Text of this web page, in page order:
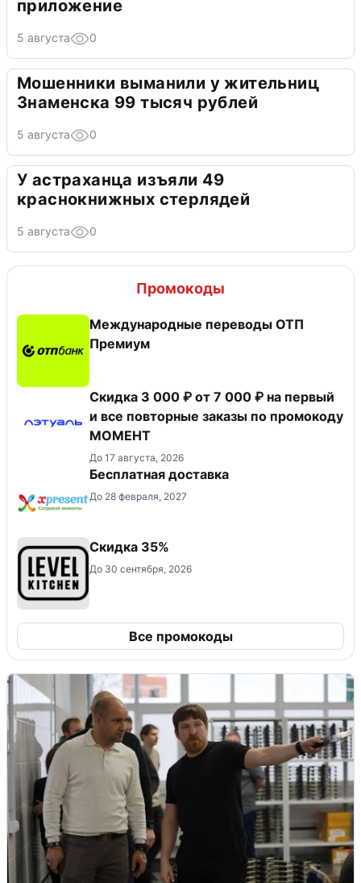
приложение
5 августа 0
Мошенники выманили у жительниц
Знаменска 99 тысяч рублей
5 августа 0
У астраханца изъяли 49
краснокнижных стерлядей
5 августа 0
Промокоды
Международные переводы ОТП
Премиум
Скидка 3 000 ₽ от 7 000 ₽ на первый
и все повторные заказы по промокоду
МОМЕНТ
До 17 августа, 2026
Бесплатная доставка
До 28 февраля, 2027
Скидка 35%
До 30 сентября, 2026
Все промокоды